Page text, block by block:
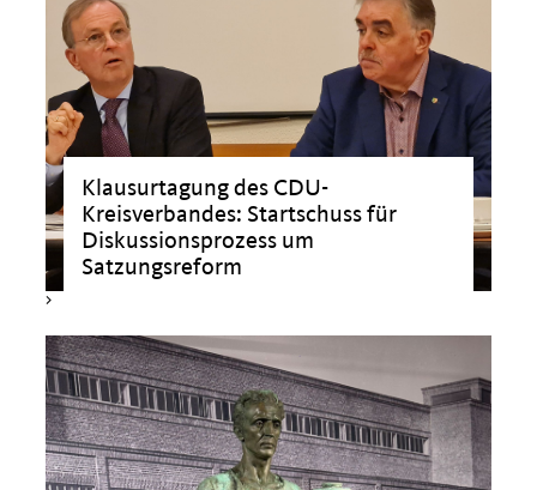
Klausurtagung des CDU-
Kreisverbandes: Startschuss für
Diskussionsprozess um
Satzungsreform
>